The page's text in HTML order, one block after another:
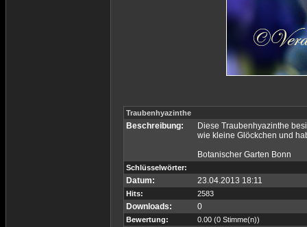
Traubenhyazinthe
Beschreibung:
Diese Traubenhyazinthe
wie kleine Glöckchen und
Botanischer Garten Bonn
Schlüsselwörter:
Datum: 23.04.2013 18:11
Hits: 2583
Downloads: 0
Bewertung: 0.00 (0 Stimme(n))